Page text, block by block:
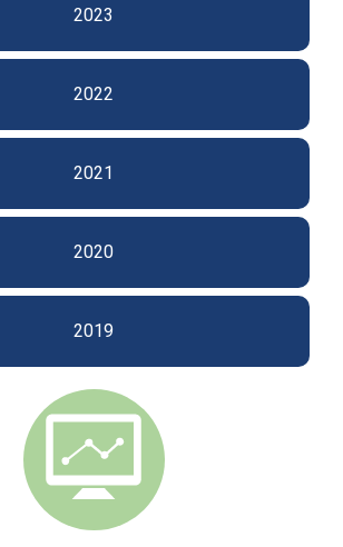
2023
2022
2021
2020
2019